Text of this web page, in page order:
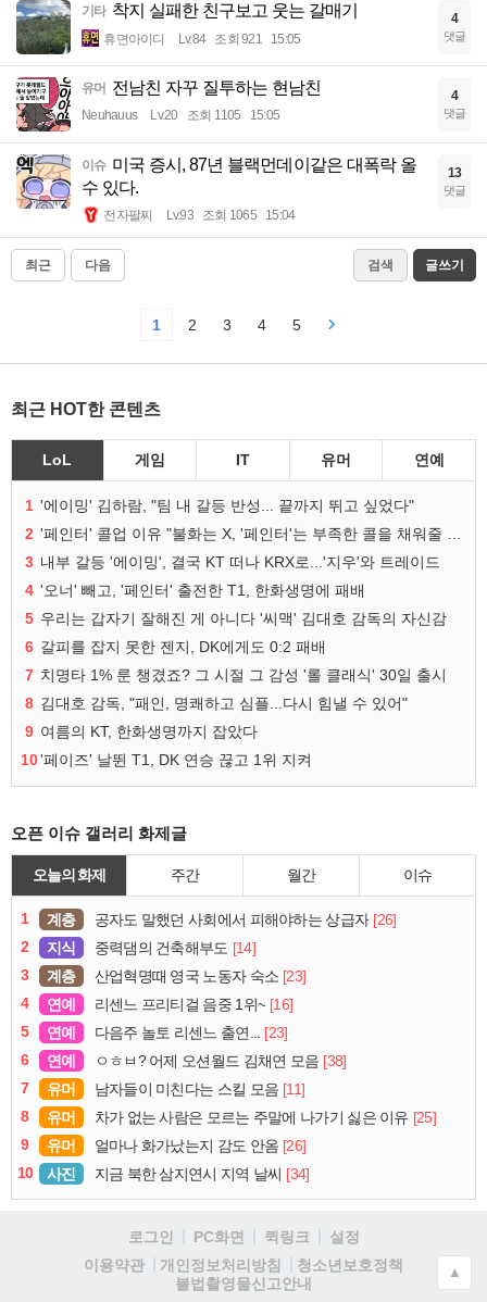
기타 착지 실패한 친구보고 웃는 갈매기
휴면아이디 Lv.84 조회 921 15:05
4
댓글
유머 전남친 자꾸 질투하는 현남친
Neuhauus Lv.20 조회 1105 15:05
4
댓글
이슈 미국 증시, 87년 블랙먼데이같은 대폭락 올
수 있다.
전자팔찌 Lv.93 조회 1065 15:04
13
댓글
최근 다음 검색 글쓰기
1 2 3 4 5
최근 HOT한 콘텐츠
LoL 게임 IT 유머 연예
1 '에이밍' 김하람, "팀 내 갈등 반성... 끝까지 뛰고 싶었다"
2
3 내부 갈등 '에이밍', 결국 KT 떠나 KRX로...'지우'와 트레이드
4 '오너' 빼고, '페인터' 출전한 T1, 한화생명에 패배
5 우리는 갑자기 잘해진 게 아니다 '씨맥' 김대호 감독의 자신감
6 갈피를 잡지 못한 젠지, DK에게도 0:2 패배
7 치명타 1% 룬 챙겼죠? 그 시절 그 감성 '롤 클래식' 30일 출시
8 김대호 감독, "패인, 명쾌하고 심플...다시 힘낼 수 있어"
9 여름의 KT, 한화생명까지 잡았다
10'페이즈' 날뛴 T1, DK 연승 끊고 1위 지켜
오픈 이슈 갤러리 화제글
오늘의 화제 주간 월간 이슈
1 계층 공자도 말했던 사회에서 피해야하는 상급자 [26]
2
지식 중력댐의 건축해부도 [14]
3
계층 산업혁명때 영국 노동자 숙소 [23]
4
연예 리센느 프리티걸 음중 1위~ [16]
5
연예 다음주 놀토 리센느 출연... [23]
6
연예 ㅇㅎㅂ? 어제 오션월드 김채연 모음 [38]
7
유머 남자들이 미친다는 스킬 모음 [11]
8
유머 차가 없는 사람은 모르는 주말에 나가기 싫은 이유 [25]
9
유머 얼마나 화가났는지 감도 안옴 [26]
10
사진 지금 북한 삼지연시 지역 날씨 [34]
로그인 PC화면 퀵링크
설정
이용약관
개인정보처리방침
청소년보호정책
불법촬영물신고안내
▲